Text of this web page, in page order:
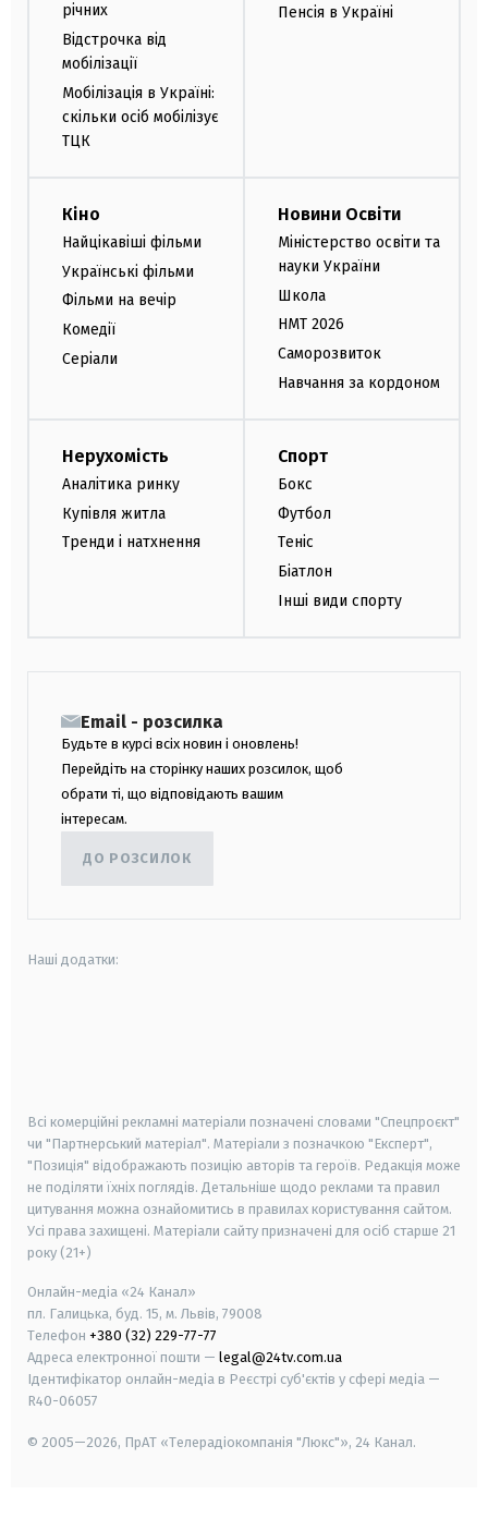
річних
Відстрочка від
мобілізації
Мобілізація в Україні:
скільки осіб мобілізує
ТЦК
Пенсія в Україні
Кіно
Найцікавіші фільми
Українські фільми
Фільми на вечір
Комедії
Серіали
Новини Освіти
Міністерство освіти та
науки України
Школа
НМТ 2026
Саморозвиток
Навчання за кордоном
Нерухомість
Аналітика ринку
Купівля житла
Тренди і натхнення
Спорт
Бокс
Футбол
Теніс
Біатлон
Інші види спорту
Email - розсилка
Будьте в курсі всіх новин і оновлень!
Перейдіть на сторінку наших розсилок, щоб
обрати ті, що відповідають вашим
інтересам.
ДО РОЗСИЛОК
Наші додатки:
Всі комерційні рекламні матеріали позначені словами "Спецпроєкт"
чи "Партнерський матеріал". Матеріали з позначкою "Експерт",
"Позиція" відображають позицію авторів та героїв. Редакція може
не поділяти їхніх поглядів. Детальніше щодо реклами та правил
цитування можна ознайомитись в правилах користування сайтом.
Усі права захищені. Матеріали сайту призначені для осіб старше 21
року (21+)
Онлайн-медіа «24 Канал»
пл. Галицька, буд. 15, м. Львів, 79008
Телефон +380 (32) 229-77-77
Адреса електронної пошти — legal@24tv.com.ua
Ідентифікатор онлайн-медіа в Реєстрі суб'єктів у сфері медіа —
R40-06057
© 2005—2026, ПрАТ «Телерадіокомпанія "Люкс"», 24 Канал.